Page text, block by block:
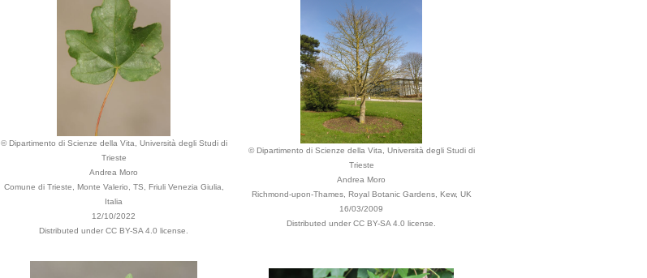
© Dipartimento di Scienze della Vita, Università degli Studi di
Trieste
Andrea Moro
Comune di Trieste, Monte Valerio, TS, Friuli Venezia Giulia,
Italia
12/10/2022
Distributed under CC BY-SA 4.0 license.
© Dipartimento di Scienze della Vita, Università degli Studi di
Trieste
Andrea Moro
Richmond-upon-Thames, Royal Botanic Gardens, Kew, UK
16/03/2009
Distributed under CC BY-SA 4.0 license.